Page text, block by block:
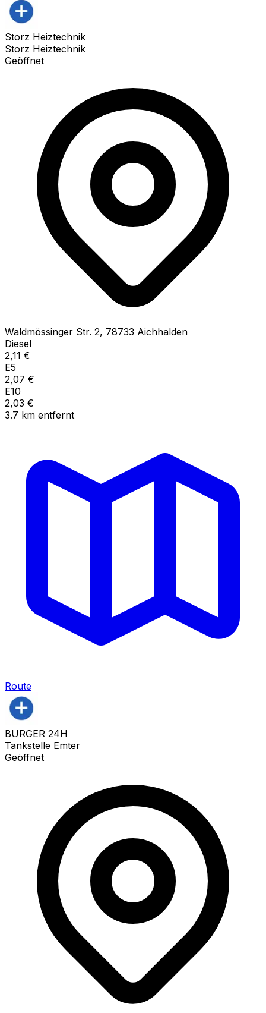
Storz Heiztechnik
Storz Heiztechnik
Geöffnet
Waldmössinger Str. 2, 78733 Aichhalden
Diesel
2,11 €
E5
2,07 €
E10
2,03 €
3.7 km entfernt
Route
BURGER 24H
Tankstelle Emter
Geöffnet